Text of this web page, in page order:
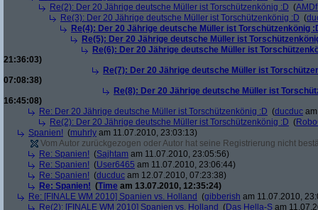
Re(2): Der 20 Jährige deutsche Müller ist Torschützenkönig :D (
Re(3): Der 20 Jährige deutsche Müller ist Torschützenkönig :D (
Re(4): Der 20 Jährige deutsche Müller ist Torschützenkönig
Re(5): Der 20 Jährige deutsche Müller ist
Re(6): Der 20 Jährige deutsche Müller ist
21:36:03)
Re(7): Der 20 Jährige deutsche Müller ist
07:08:38)
Re(8): Der 20 Jährige deutsche Müller ist
16:45:08)
Re: Der 20 Jährige deutsche Müller ist Torschützenkönig :D (ducduc
Re(2): Der 20 Jährige deutsche Müller ist Torschützenkönig :D (
Spanien! (muhrly am 11.07.2010, 23:03:13)
Vom Autor zurückgezogen oder Autor hat seine Registrierung nicht
Re: Spanien! (Sajhtam am 11.07.2010, 23:05:56)
Re: Spanien! (User6465 am 11.07.2010, 23:06:44)
Re: Spanien! (ducduc am 12.07.2010, 07:23:38)
Re: Spanien! (Time am 13.07.2010, 12:35:24)
Re: [FINALE WM 2010] Spanien vs. Holland (gibberish am 11.07.2010,
Re(2): [FINALE WM 2010] Spanien vs. Holland (Das Hella-S am